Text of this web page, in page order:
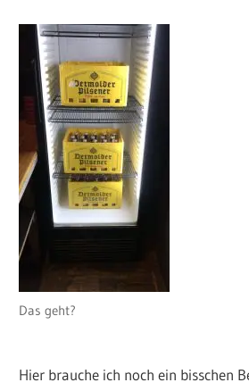
Das geht?
Hier brauche ich noch ein bisschen